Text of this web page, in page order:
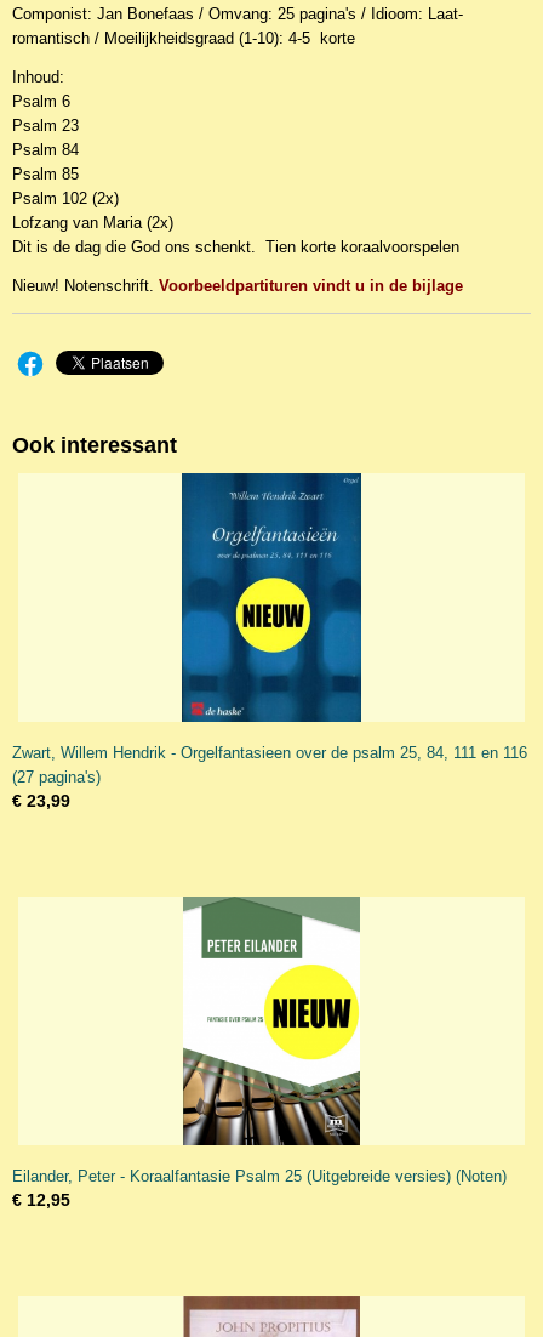
EAN code
Opus10-373
Componist: Jan Bonefaas / Omvang: 25 pagina's / Idioom: Laat-
romantisch / Moeilijkheidsgraad (1-10): 4-5 korte
Inhoud:
Psalm 6
Psalm 23
Psalm 84
Psalm 85
Psalm 102 (2x)
Lofzang van Maria (2x)
Dit is de dag die God ons schenkt. Tien korte koraalvoorspelen
Nieuw! Notenschrift. Voorbeeldpartituren vindt u in de bijlage
Ook interessant
Zwart, Willem Hendrik - Orgelfantasieen over de psalm 25, 84, 111 en 116
(27 pagina's)
€ 23,99
Eilander, Peter - Koraalfantasie Psalm 25 (Uitgebreide versies) (Noten)
€ 12,95